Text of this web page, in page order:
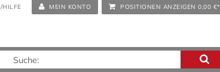
HILFE MEIN KONTO POSITIONEN ANZEIGEN 0,00 €*